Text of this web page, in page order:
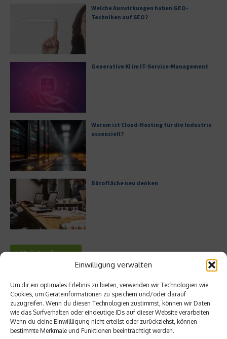
Einwilligung verwalten
Um dir ein optimales Erlebnis zu bieten, verwenden wir Technologien wie
Cookies, um Geräteinformationen zu speichern und/oder darauf
zuzugreifen. Wenn du diesen Technologien zustimmst, können wir Daten
wie das Surfverhalten oder eindeutige IDs auf dieser Website verarbeiten.
Wenn du deine Einwillligung nicht erteilst oder zurückziehst, können
bestimmte Merkmale und Funktionen beeinträchtigt werden.
Welche Auswirkungen haben GEO-
Techniken auf SEO?
Generative KI im IT-Service-Management
Warum ist Cloud-Hosting für die Industrie
essenziell?
Bürofläche neu denken
Meistgelesen
Geschäftskontos für kleine Unternehmen
Hilton Worldwide: Eine Ikone der globalen